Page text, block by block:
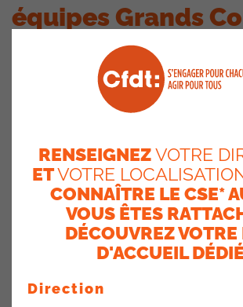
équipes Grands
des
nombreux et
RENSEIGNEZVOTRE
ETVOTRE
CONNAÎTRE LE CSE*
VOUS ÊTES
DÉCOUVREZ VOTRE
D'ACCUEIL
Direction